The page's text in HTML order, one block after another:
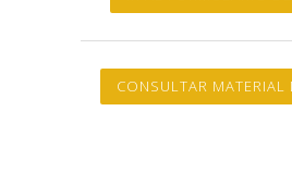
CONSULTAR MATERIAL